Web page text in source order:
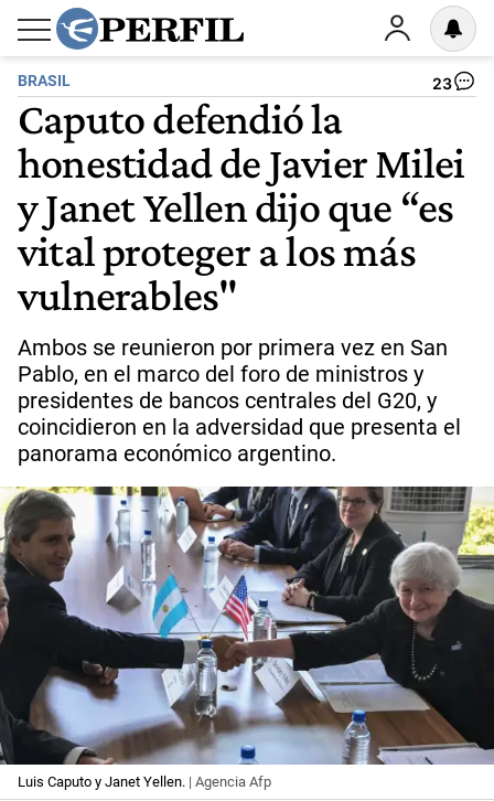
BRASIL 23
Caputo defendió la
honestidad de Javier Milei
y Janet Yellen dijo que “es
vital proteger a los más
vulnerables"
Ambos se reunieron por primera vez en San
Pablo, en el marco del foro de ministros y
presidentes de bancos centrales del G20, y
coincidieron en la adversidad que presenta el
panorama económico argentino.
Luis Caputo y Janet Yellen. | Agencia Afp